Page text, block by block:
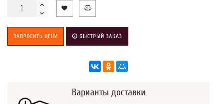
ЗАПРОСИТЬ ЦЕНУ БЫСТРЫЙ ЗАКАЗ
Варианты доставки